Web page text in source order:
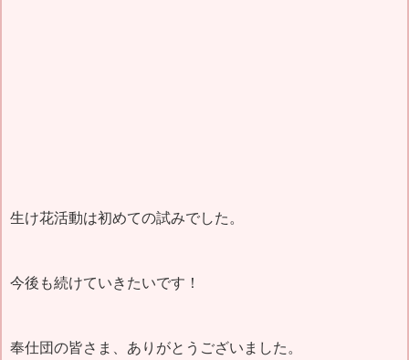
生け花活動は初めての試みでした。
今後も続けていきたいです！
奉仕団の皆さま、ありがとうございました。